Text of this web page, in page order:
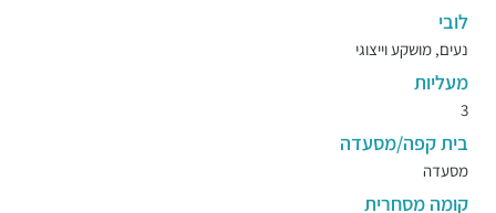
לובי
נעים, מושקע וייצוגי
מעליות
3
בית קפה/מסעדה
מסעדה
קומה מסחרית